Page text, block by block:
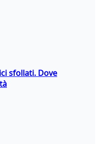
sfollati. Dove